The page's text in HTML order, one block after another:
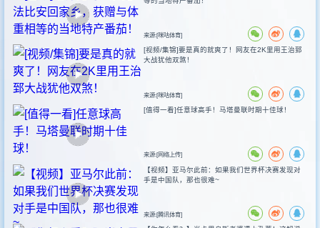
来源:[咪咕体育]
[视频/集锦]要是真的就爽了！网友在2K里用王治郅
大战犹他双煞！
来源:[咪咕体育]
[值得一看]任意球高手！马塔曼联时期十佳球！
来源:[网络上传]
【视频】亚马尔此前：如果我们世界杯决赛发现对
手是中国队，那也很难~
来源:[腾讯体育]